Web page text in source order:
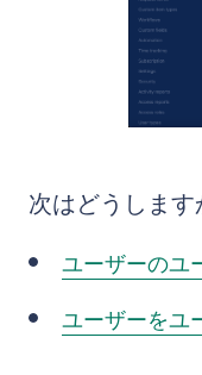
次はどうします
ユーザーのユ
ユーザーをユ